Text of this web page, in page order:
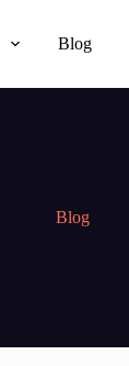
Blog
Blog